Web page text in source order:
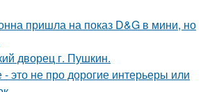
пришла на показ D&G в мини, но
дворец г. Пушкин.
- это не про дорогие интерьеры или